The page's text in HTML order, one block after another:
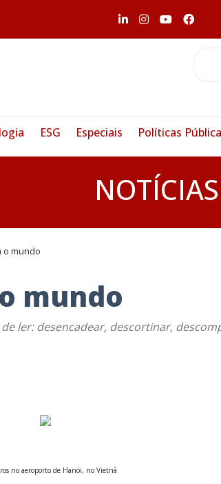
ESG Especiais Políticas
NOTÍCIAS
o mundo
mundo
ler: desencadear, descortinar,
no aeroporto de Hanói, no Vietnã